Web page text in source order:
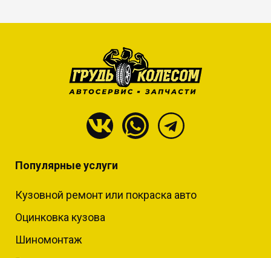
Популярные услуги
Кузовной ремонт или покраска авто
Оцинковка кузова
Шиномонтаж